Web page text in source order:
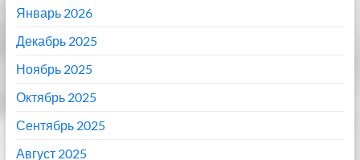
Январь 2026
Декабрь 2025
Ноябрь 2025
Октябрь 2025
Сентябрь 2025
Август 2025